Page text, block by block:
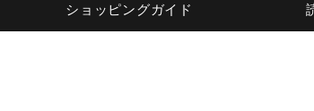
ショッピングガイド